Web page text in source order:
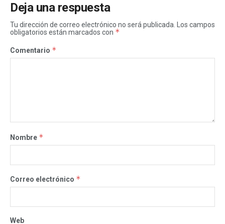
Deja una respuesta
Tu dirección de correo electrónico no será publicada. Los campos
obligatorios están marcados con *
Comentario *
Nombre *
Correo electrónico *
Web